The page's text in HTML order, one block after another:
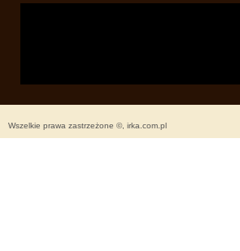
Wszelkie prawa zastrzeżone ©, irka.com.pl